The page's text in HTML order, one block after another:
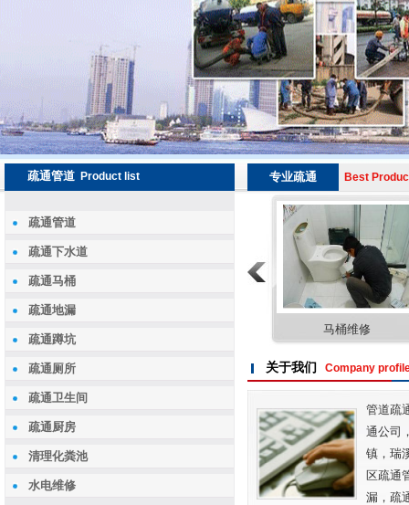
疏通管道 Product list
疏通管道
疏通下水道
疏通马桶
疏通地漏
疏通蹲坑
疏通厕所
疏通卫生间
疏通厨房
清理化粪池
水电维修
专业疏通 Best
疏通地漏 马桶维修
关于我们 Company
管道疏
通公司
镇，瑞
区疏通
漏，疏